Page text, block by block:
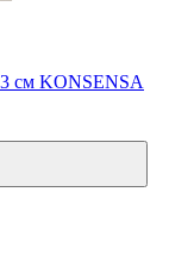
см KONSENSA